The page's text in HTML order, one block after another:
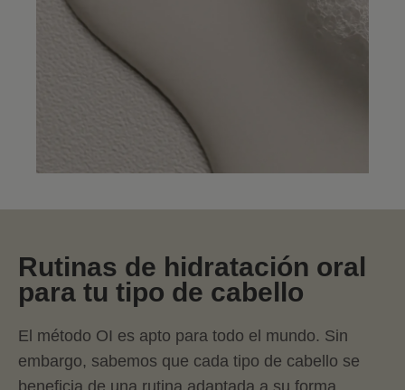
Rutinas de hidratación oral
para tu tipo de cabello
El método OI es apto para todo el mundo. Sin
embargo, sabemos que cada tipo de cabello se
beneficia de una rutina adaptada a su forma,